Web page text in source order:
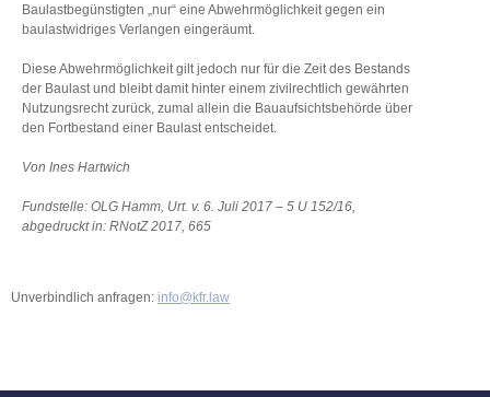
Baulastbegünstigten „nur“ eine Abwehrmöglichkeit gegen ein
baulastwidriges Verlangen eingeräumt.
Diese Abwehrmöglichkeit gilt jedoch nur für die Zeit des Bestands
der Baulast und bleibt damit hinter einem zivilrechtlich gewährten
Nutzungsrecht zurück, zumal allein die Bauaufsichtsbehörde über
den Fortbestand einer Baulast entscheidet.
Von Ines Hartwich
Fundstelle: OLG Hamm, Urt. v. 6. Juli 2017 – 5 U 152/16,
abgedruckt in: RNotZ 2017, 665
Unverbindlich anfragen: info@kfr.law